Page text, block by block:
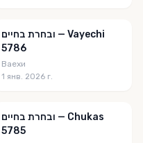
ובחרת בחיים — Vayechi
5786
Ваехи
1 янв. 2026 г.
ובחרת בחיים — Chukas
5785